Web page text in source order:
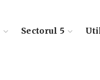
Sectorul 5